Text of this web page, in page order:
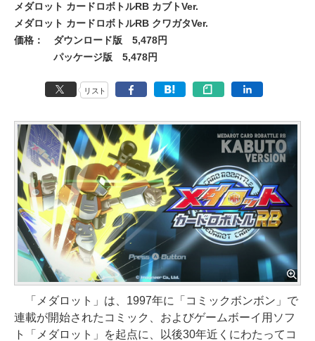
メダロット カードロボトルRB カブトVer.
メダロット カードロボトルRB クワガタVer.
価格：
ダウンロード版 5,478円
パッケージ版 5,478円
リスト
「メダロット」は、1997年に「コミックボンボン」で
連載が開始されたコミック、およびゲームボーイ用ソフ
ト「メダロット」を起点に、以後30年近くにわたってコ